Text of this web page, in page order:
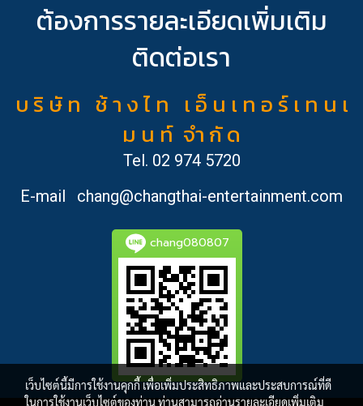
ต้องการรายละเอียดเพิ่มเติม
ติดต่อเรา
บ ริ ษั ท ช้ า ง ไ ท เ อ็ น เ ท อ ร์ เ ท น เ
ม น ท์ จำ กั ด
Tel. 02 974 5720
E-mail
chang@changthai-entertainment.com
chang080807
เว็บไซต์นี้มีการใช้งานคุกกี้ เพื่อเพิ่มประสิทธิภาพและประสบการณ์ที่ดี
ในการใช้งานเว็บไซต์ของท่าน ท่านสามารถอ่านรายละเอียดเพิ่มเติม